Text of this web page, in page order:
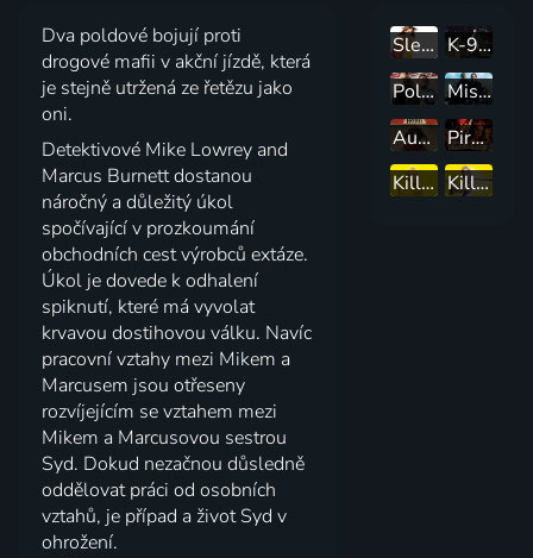
Dva poldové bojují proti
drogové mafii v akční jízdě, která
je stejně utržená ze řetězu jako
oni.
Detektivové Mike Lowrey and
Marcus Burnett dostanou
náročný a důležitý úkol
spočívající v prozkoumání
obchodních cest výrobců extáze.
Úkol je dovede k odhalení
spiknutí, které má vyvolat
krvavou dostihovou válku. Navíc
pracovní vztahy mezi Mikem a
Marcusem jsou otřeseny
rozvíjejícím se vztahem mezi
Mikem a Marcusovou sestrou
Syd. Dokud nezačnou důsledně
oddělovat práci od osobních
vztahů, je případ a život Syd v
ohrožení.
Slečna Drsňák 2: Ještě drsnější
K-9 2: Můj přítel se studeným čumákem
Poldové
Mistrovský plán
Auto zabiják
Piráti z Karibiku: Prokletí Černé perly
Kill Bill
Kill Bill 2